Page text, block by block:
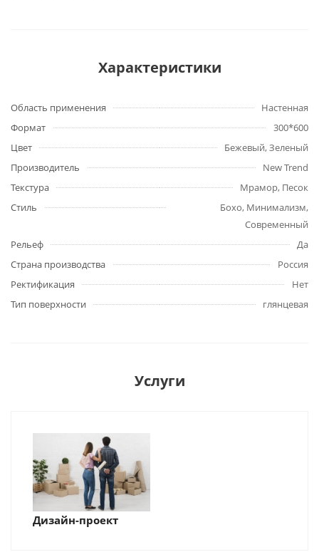
Характеристики
Область применения
Настенная
Формат
300*600
Цвет
Бежевый, Зеленый
Производитель
New Trend
Текстура
Мрамор, Песок
Стиль
Бохо, Минимализм,
Современный
Рельеф
Да
Страна производства
Россия
Ректификация
Нет
Тип поверхности
глянцевая
Услуги
Дизайн-проект